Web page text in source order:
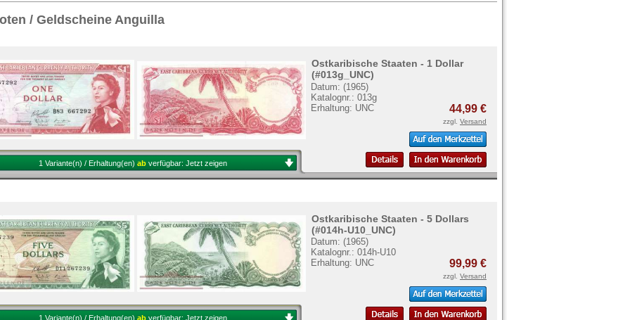
Siehier.
/ Geldscheine Anguilla
Ostkaribische Staaten - 1 Dollar
(#013g_UNC)
Datum: (1965)
Katalognr.: 013g
Erhaltung: UNC
44,99 €
zzgl. Versand
1 Variante(n) / Erhaltung(en) ab verfügbar: Jetzt zeigen
Ostkaribische Staaten - 5 Dollars
(#014h-U10_UNC)
Datum: (1965)
Katalognr.: 014h-U10
Erhaltung: UNC
99,99 €
zzgl. Versand
1 Variante(n) / Erhaltung(en) ab verfügbar: Jetzt zeigen